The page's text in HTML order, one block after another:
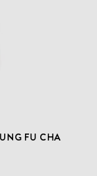
FU CHA